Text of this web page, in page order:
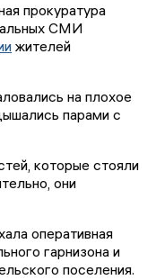
прокуратура
СМИ
жителей
на плохое
парами с
которые стояли
они
оперативная
гарнизона и
поселения.